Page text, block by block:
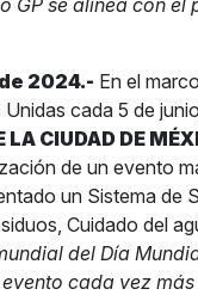
2024.- En el
cada 5 de
LA CIUDAD DE
de un evento
un Sistema de
Cuidado del
del Día
cada vez